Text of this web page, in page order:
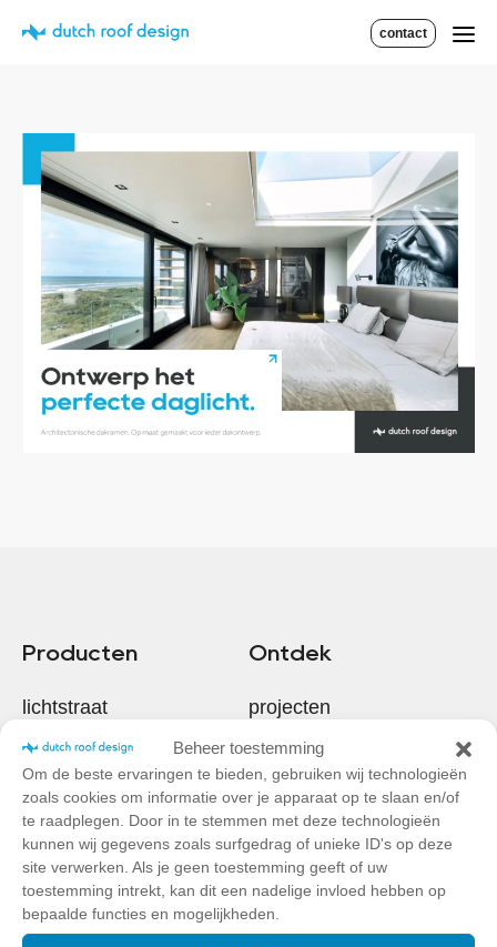
Beheer toestemming
Om de beste ervaringen te bieden, gebruiken wij technologieën
zoals cookies om informatie over je apparaat op te slaan en/of
te raadplegen. Door in te stemmen met deze technologieën
kunnen wij gegevens zoals surfgedrag of unieke ID's op deze
site verwerken. Als je geen toestemming geeft of uw
toestemming intrekt, kan dit een nadelige invloed hebben op
bepaalde functies en mogelijkheden.
contact
Producten
lichtstraat
beloopbaar glas
ventilatie
dakluik
daktoegang
Ontdek
projecten
ruimte
blog
Hulp nodig?